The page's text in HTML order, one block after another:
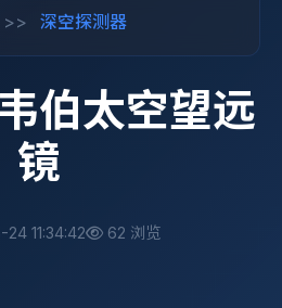
>> 深空探测器
伯太空望远
镜
11:34:42 62 浏览